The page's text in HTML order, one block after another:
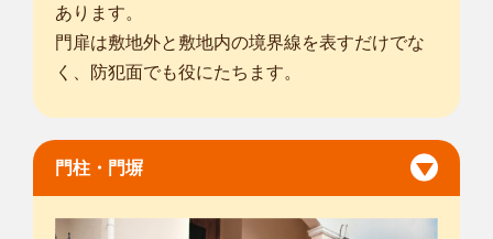
あります。
門扉は敷地外と敷地内の境界線を表すだけでな
く、防犯面でも役にたちます。
門柱・門塀